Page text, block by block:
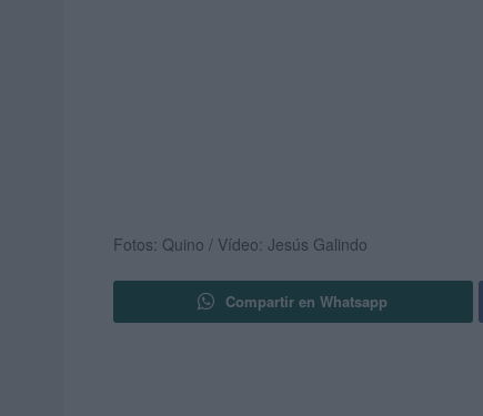
Fotos: Quino / Vídeo: Jesús Galindo
Compartir en Whatsapp